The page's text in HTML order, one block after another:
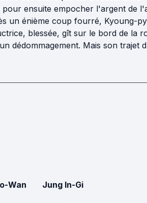
ensuite empocher l'argent de
un énième coup fourré, Kyoung-
blessée, gît sur le bord de la
dédommagement. Mais son trajet
Wan Jung In-Gi